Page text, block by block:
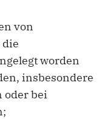
von
die
worden
insbesondere
oder bei